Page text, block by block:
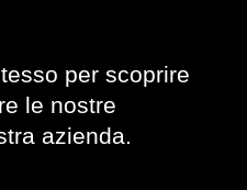
per scoprire
le nostre
azienda.